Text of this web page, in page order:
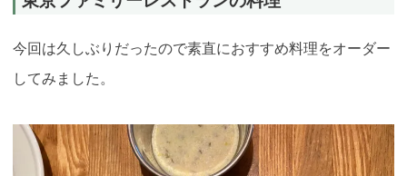
今回は久しぶりだったので素直におすすめ料理をオーダー
してみました。